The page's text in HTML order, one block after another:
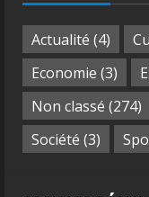
Actualité (4)
Economie (3)
Non classé (274)
Société (3)